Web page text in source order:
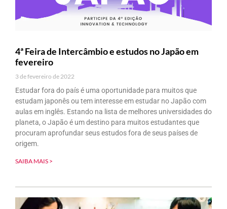
4ª Feira de Intercâmbio e estudos no Japão em
fevereiro
3 de fevereiro de 2022
Estudar fora do país é uma oportunidade para muitos que
estudam japonês ou tem interesse em estudar no Japão com
aulas em inglês. Estando na lista de melhores universidades do
planeta, o Japão é um destino para muitos estudantes que
procuram aprofundar seus estudos fora de seus países de
origem.
SAIBA MAIS >